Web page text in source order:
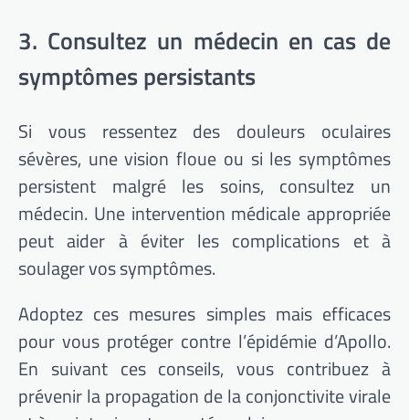
3. Consultez un médecin en cas de
symptômes persistants
Si vous ressentez des douleurs oculaires
sévères, une vision floue ou si les symptômes
persistent malgré les soins, consultez un
médecin. Une intervention médicale appropriée
peut aider à éviter les complications et à
soulager vos symptômes.
Adoptez ces mesures simples mais efficaces
pour vous protéger contre l’épidémie d’Apollo.
En suivant ces conseils, vous contribuez à
prévenir la propagation de la conjonctivite virale